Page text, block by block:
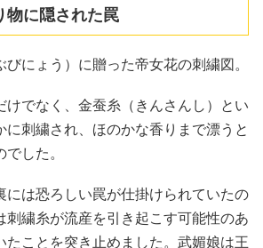
物に隠された罠
にょう）に贈った帝女花の刺繍図。
けでなく、金蚕糸（きんさんし）とい
に刺繍され、ほのかな香りまで漂うと
した。
には恐ろしい罠が仕掛けられていたの
刺繍糸が流産を引き起こす可能性のあ
たことを突き止めました。武媚娘は王